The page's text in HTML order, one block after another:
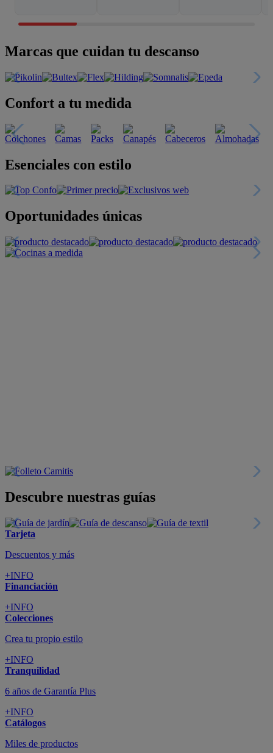
Marcas que cuidan tu descanso
Confort a tu medida
Esenciales con estilo
Oportunidades únicas
Descubre nuestras guías
Tarjeta
Descuentos y más
+INFO
Financiación
+INFO
Colecciones
Crea tu propio estilo
+INFO
Tranquilidad
6 años de Garantía Plus
+INFO
Catálogos
Miles de productos